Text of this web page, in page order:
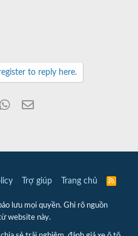
to reply here.
WhatsApp
Trợ giúp Trang chủ
R
lưu mọi quyền. Ghi rõ nguồn
website này.